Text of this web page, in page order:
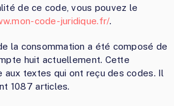
de ce code, vous pouvez le
code-juridique.fr/.
la consommation a été composé de
huit actuellement. Cette
aux textes qui ont reçu des codes. Il
1087 articles.